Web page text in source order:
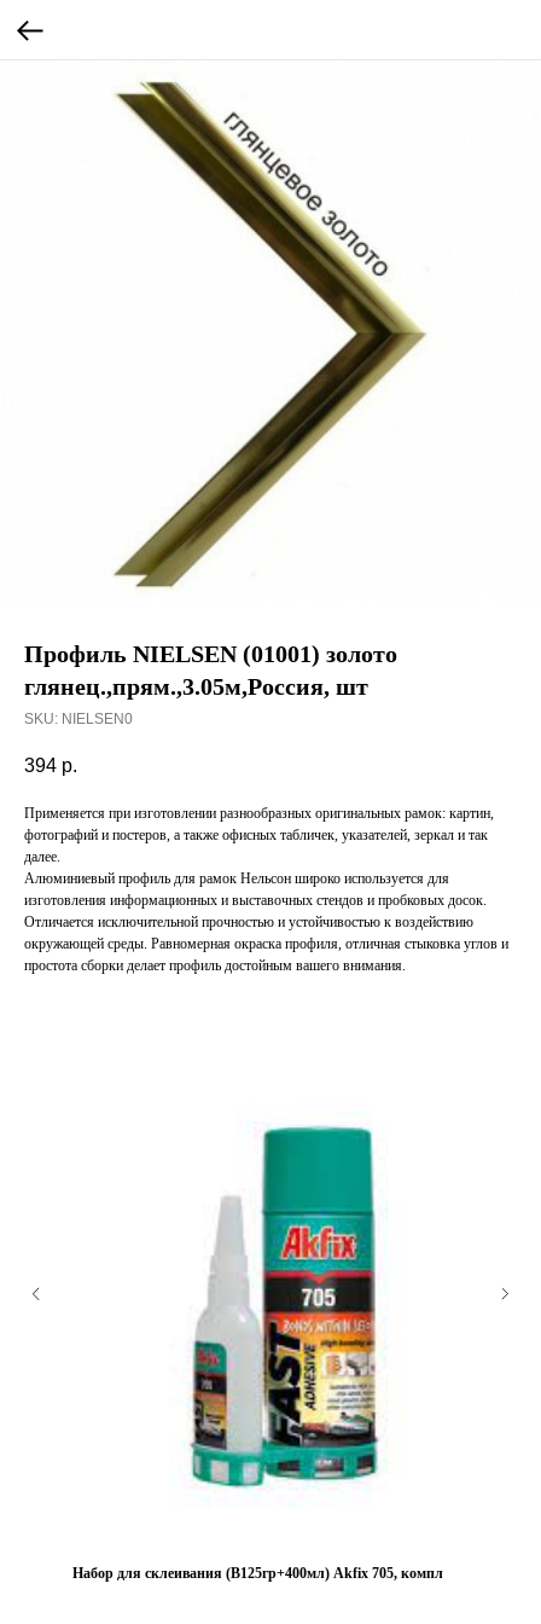
Профиль NIELSEN (01001) золото
глянец.,прям.,3.05м,Россия, шт
SKU: NIELSEN0
394 р.
Применяется при изготовлении разнообразных оригинальных рамок: картин,
фотографий и постеров, а также офисных табличек, указателей, зеркал и так
далее.
Алюминиевый профиль для рамок Нельсон широко используется для
изготовления информационных и выставочных стендов и пробковых досок.
Отличается исключительной прочностью и устойчивостью к воздействию
окружающей среды. Равномерная окраска профиля, отличная стыковка углов и
простота сборки делает профиль достойным вашего внимания.
Набор для склеивания (В125гр+400мл) Akfix 705, компл